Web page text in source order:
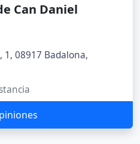
Can Daniel
1, 08917 Badalona,